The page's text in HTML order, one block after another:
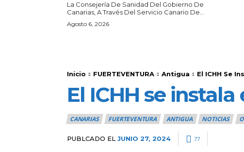
La Consejería De Sanidad Del Gobierno De
Canarias, A Través Del Servicio Canario De...
Agosto 6, 2026